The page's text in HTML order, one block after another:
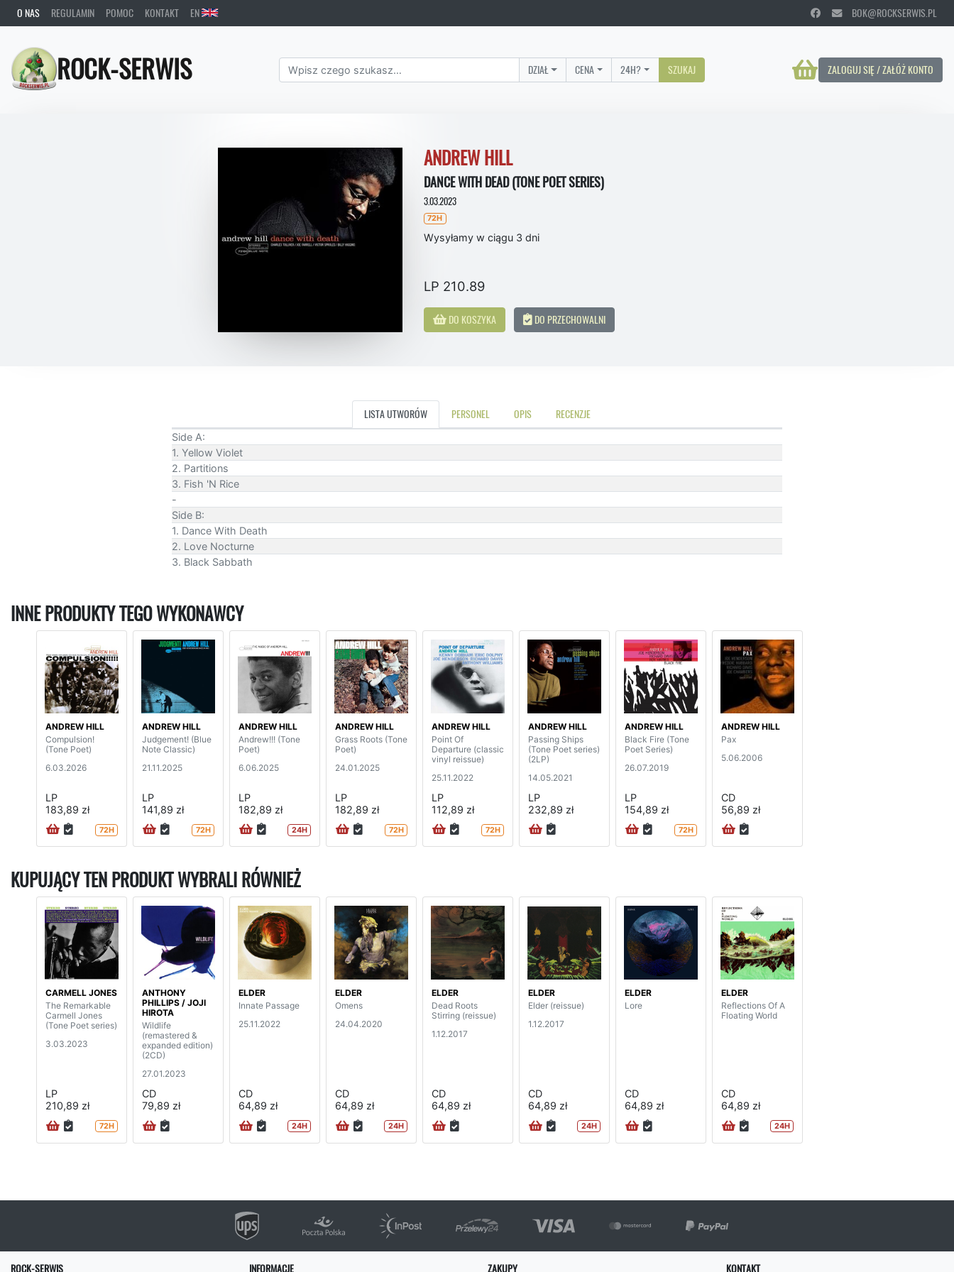
O NAS REGULAMIN POMOC KONTAKT EN BOK@ROCKSERWIS.PL
ROCK-SERWIS ZALOGUJ SIĘ / ZAŁÓŻ KONTO
DZIAŁ CENA 24H? SZUKAJ
ANDREW HILL
DANCE WITH DEAD (TONE POET SERIES)
3.03.2023
72H
Wysyłamy w ciągu 3 dni
LP 210.89
DO KOSZYKA DO PRZECHOWALNI
LISTA UTWORÓW PERSONEL OPIS RECENZJE
Side A:
1. Yellow Violet
2. Partitions
3. Fish 'N Rice
-
Side B:
1. Dance With Death
2. Love Nocturne
3. Black Sabbath
INNE PRODUKTY TEGO WYKONAWCY
ANDREW HILL
Compulsion!
(Tone Poet)
6.03.2026
LP
183,89 zł
72H
ANDREW HILL
Judgement! (Blue
Note Classic)
21.11.2025
LP
141,89 zł
72H
ANDREW HILL
Andrew!!! (Tone
Poet)
6.06.2025
LP
182,89 zł
24H
ANDREW HILL
Grass Roots (Tone
Poet)
24.01.2025
LP
182,89 zł
72H
ANDREW HILL
Point Of
Departure (classic
vinyl reissue)
25.11.2022
LP
112,89 zł
72H
ANDREW HILL
Passing Ships
(Tone Poet series)
(2LP)
14.05.2021
LP
232,89 zł
ANDREW HILL
Black Fire (Tone
Poet Series)
26.07.2019
LP
154,89 zł
72H
ANDREW HILL
Pax
5.06.2006
CD
56,89 zł
KUPUJĄCY TEN PRODUKT WYBRALI RÓWNIEŻ
CARMELL JONES
The Remarkable
Carmell Jones
(Tone Poet series)
3.03.2023
LP
210,89 zł
72H
ANTHONY
PHILLIPS / JOJI
HIROTA
Wildlife
(remastered &
expanded edition)
(2CD)
27.01.2023
CD
79,89 zł
ELDER
Innate Passage
25.11.2022
CD
64,89 zł
24H
ELDER
Omens
24.04.2020
CD
64,89 zł
24H
ELDER
Dead Roots
Stirring (reissue)
1.12.2017
CD
64,89 zł
ELDER
Elder (reissue)
1.12.2017
CD
64,89 zł
24H
ELDER
Lore
CD
64,89 zł
ELDER
Reflections Of A
Floating World
CD
64,89 zł
24H
ROCK-SERWIS INFORMACJE ZAKUPY KONTAKT